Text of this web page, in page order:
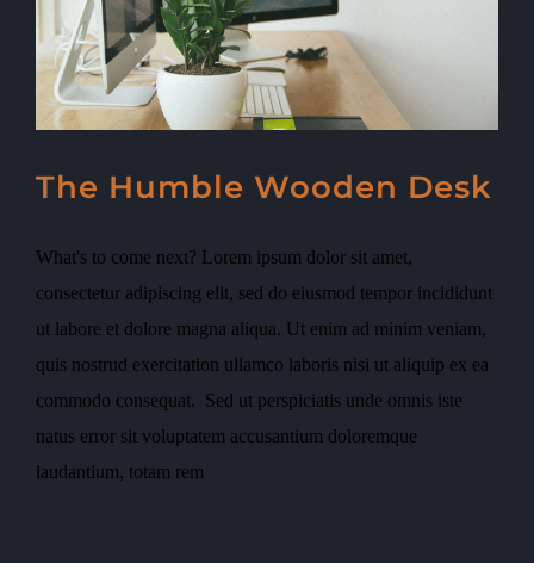
The Humble Wooden Desk
What's to come next? Lorem ipsum dolor sit amet,
consectetur adipiscing elit, sed do eiusmod tempor incididunt
ut labore et dolore magna aliqua. Ut enim ad minim veniam,
quis nostrud exercitation ullamco laboris nisi ut aliquip ex ea
commodo consequat. Sed ut perspiciatis unde omnis iste
natus error sit voluptatem accusantium doloremque
laudantium, totam rem